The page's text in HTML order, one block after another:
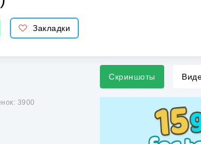
Закладки
3900
Скриншоты